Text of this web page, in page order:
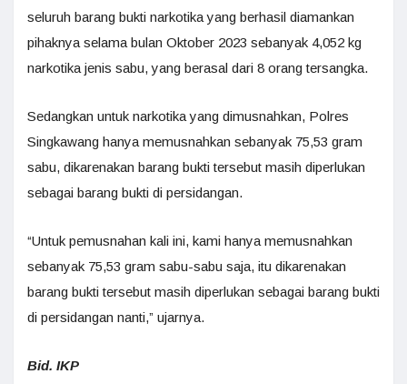
seluruh barang bukti narkotika yang berhasil diamankan
pihaknya selama bulan Oktober 2023 sebanyak 4,052 kg
narkotika jenis sabu, yang berasal dari 8 orang tersangka.
Sedangkan untuk narkotika yang dimusnahkan, Polres
Singkawang hanya memusnahkan sebanyak 75,53 gram
sabu, dikarenakan barang bukti tersebut masih diperlukan
sebagai barang bukti di persidangan.
“Untuk pemusnahan kali ini, kami hanya memusnahkan
sebanyak 75,53 gram sabu-sabu saja, itu dikarenakan
barang bukti tersebut masih diperlukan sebagai barang bukti
di persidangan nanti,” ujarnya.
Bid. IKP